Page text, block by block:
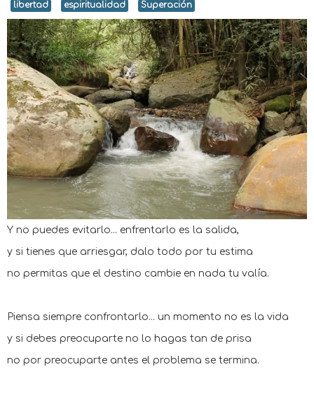
libertad espiritualidad Superación
Y no puedes evitarlo... enfrentarlo es la salida,
y si tienes que arriesgar, dalo todo por tu estima
no permitas que el destino cambie en nada tu valía.
Piensa siempre confrontarlo... un momento no es la vida
y si debes preocuparte no lo hagas tan de prisa
no por preocuparte antes el problema se termina.